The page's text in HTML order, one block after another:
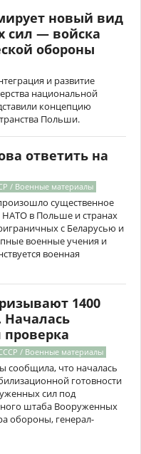
новый вид
сил — войска
обороны
и развитие
национальной
концепцию
Польши.
ответить на
/ Военные материалы
существенное
НАТО в Польше и странах
с Беларусью и
военные учения и
военная
1400
Началась
проверка
/ Военные материалы
сообщила, что началась
готовности
сил под
штаба Вооруженных
обороны, генерал-